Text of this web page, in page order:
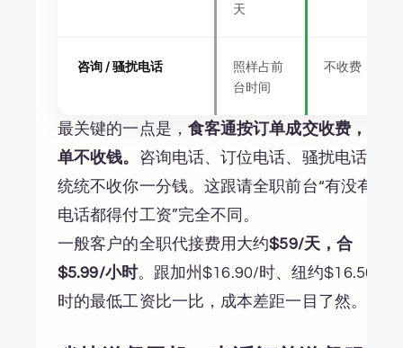
天
咨询 / 骚扰电话
照样占前
台时间
不收费
最关键的一点是， 食客通按订单成交收费，没
单不收钱。 咨询电话、订位电话、骚扰电话，
统统不收你一分钱。这跟请全职前台“有没有
电话都得付工资”完全不同。
一般客户的全职代接费用大约$59/天，合
$5.99/小时。跟加州$16.90/时、纽约$16.50/
时的最低工资比一比，成本差距一目了然。